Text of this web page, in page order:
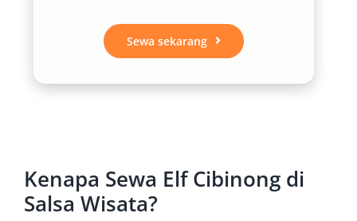
maupun rute panjang hingga luar Jawa.
4. Fleksibilitas Layanan
dengan sopir atau lepas kunci sesuai
kebutuhan. Pilihan fleksibel ini memudahkan
Sewa sekarang
Kenapa Sewa Elf Cibinong di
Salsa Wisata?